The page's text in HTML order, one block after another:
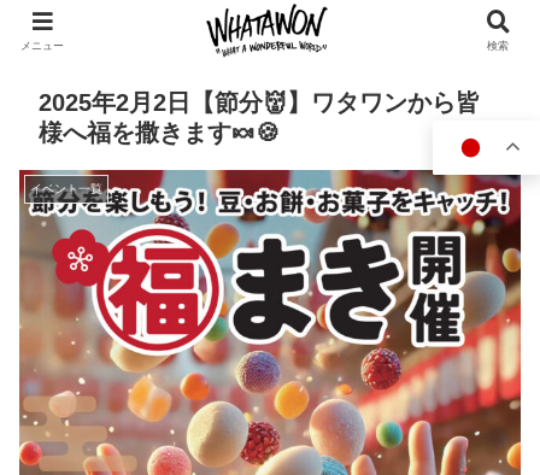
2025年2月2日【節分👹】ワタワンから皆
様へ福を撒きます🍬🍪
イベント一覧
メニュー 検索